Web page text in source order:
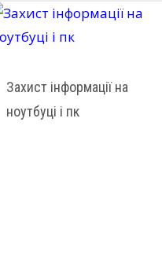
Захист інформації на
ноутбуці і пк